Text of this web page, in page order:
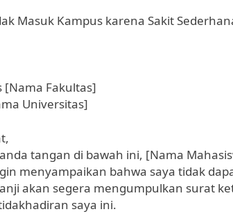
Masuk Kampus karena Sakit
[Nama Fakultas]
Universitas]
tangan di bawah ini, [Nama
menyampaikan bahwa saya tidak
akan segera mengumpulkan surat
saya ini.